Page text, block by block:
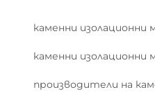
каменни изолационни
каменни изолационни
производители на